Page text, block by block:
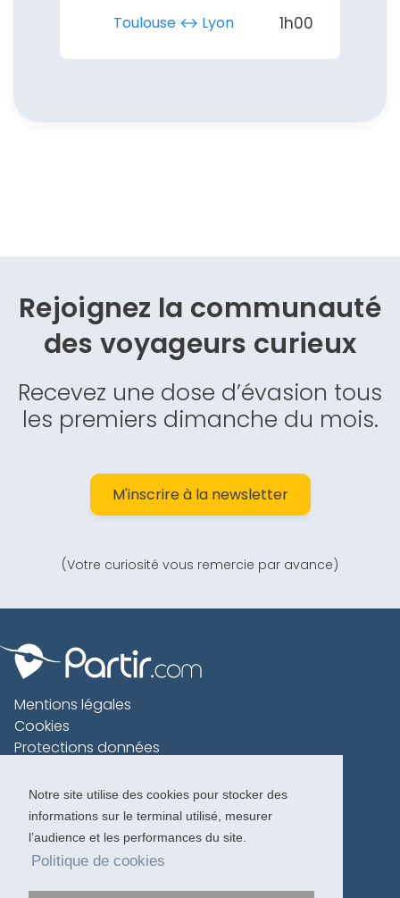
Notre site utilise des cookies pour stocker des
informations sur le terminal utilisé, mesurer
l’audience et les performances du site.
Politique de cookies
Toulouse ↔︎ Lyon
1h00
Rejoignez la communauté
desvoyageurs curieux
Recevez une dose d’évasion tous
les premiers dimanche du mois.
M'inscrire à la newsletter
(Votre curiosité vous remercie par avance)
Mentions légales
Cookies
Protections données
Charte voyageur
Copyright 1996-2026